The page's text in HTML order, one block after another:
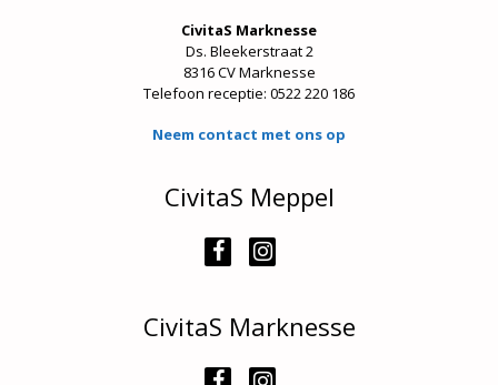
CivitaS Marknesse
Ds. Bleekerstraat 2
8316 CV Marknesse
Telefoon receptie: 0522 220 186
Neem contact met ons op
CivitaS Meppel
CivitaS Marknesse